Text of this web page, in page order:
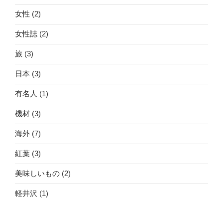
女性 (2)
女性誌 (2)
旅 (3)
日本 (3)
有名人 (1)
機材 (3)
海外 (7)
紅葉 (3)
美味しいもの (2)
軽井沢 (1)